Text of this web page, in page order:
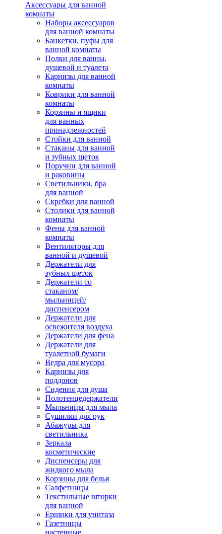
Аксессуары для ванной
комнаты
Наборы аксессуаров
для ванной комнаты
Банкетки, пуфы для
ванной комнаты
Полки для ванны,
душевой и туалета
Карнизы для ванной
комнаты
Коврики для ванной
комнаты
Корзины и ящики
для ванных
принадлежностей
Стойки для ванной
Стаканы для ванной
и зубных щеток
Поручни для ванной
и раковины
Светильники, бра
для ванной
Скребки для ванной
Столики для ванной
комнаты
Фены для ванной
комнаты
Вентиляторы для
ванной и душевой
Держатели для
зубных щеток
Держатели со
стаканом/
мыльницей/
диспенсером
Держатели для
освежителя воздуха
Держатели для фена
Держатели для
туалетной бумаги
Ведра для мусора
Карнизы для
поддонов
Сидения для душа
Полотенцедержатели
Мыльницы для мыла
Сушилки для рук
Абажуры для
светильника
Зеркала
косметические
Диспенсеры для
жидкого мыла
Корзины для белья
Салфетницы
Текстильные шторки
для ванной
Ершики для унитаза
Газетницы
настенные